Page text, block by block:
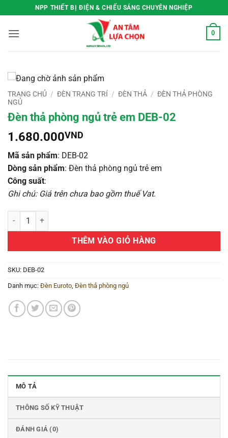
qua
nội
NPP THIẾT BỊ ĐIỆN & CHIẾU SÁNG CHUYÊN NGHIỆP
0
TRANG CHỦ / ĐÈN TRANG TRÍ / ĐÈN THẢ / ĐÈN THẢ PHÒNG
NGỦ
Đèn thả phòng ngủ trẻ em DEB-02
1.680.000VND
Mã sản phẩm: DEB-02
Dòng sản phẩm: Đèn thả phòng ngủ trẻ em
Công suất:
Ghi chú: Giá trên chưa bao gồm thuế Vat.
Đèn thả phòng ngủ trẻ em DEB-02 số lượng
THÊM VÀO GIỎ HÀNG
SKU: DEB-02
Danh mục: Đèn Euroto Đèn thả phòng ngủ
MÔ TẢ
THÔNG SỐ KỸ THUẬT
ĐÁNH GIÁ (0)